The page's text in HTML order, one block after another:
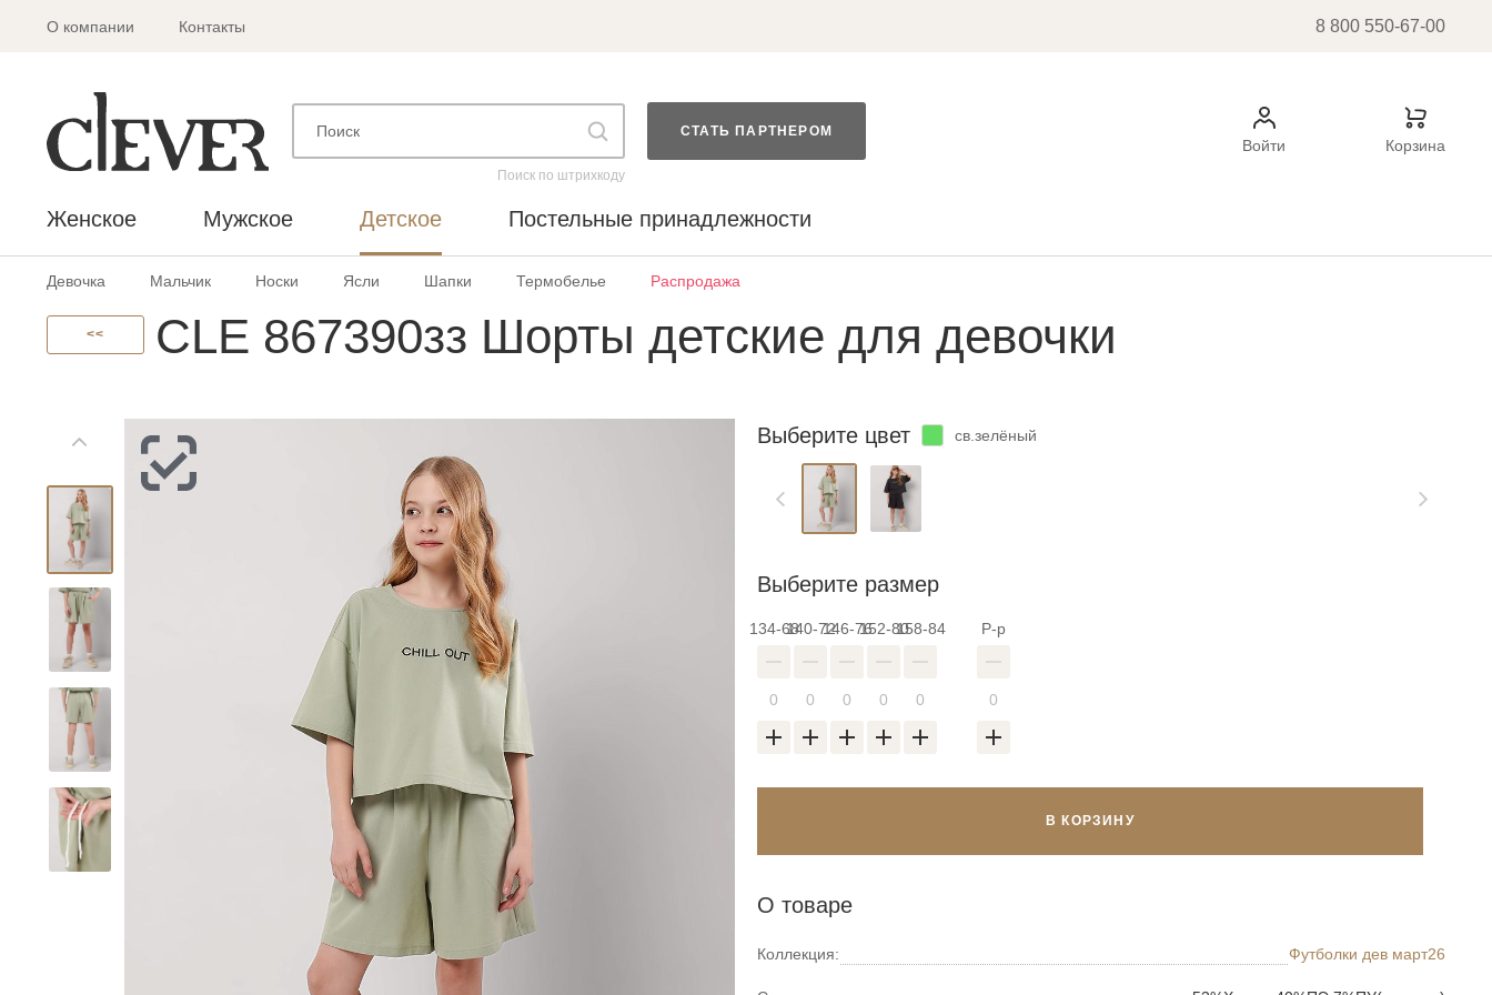
О компании Контакты 8 800 550-67-00
Поиск по штрихкоду
СТАТЬ ПАРТНЕРОМ
Войти Корзина
Женское Мужское Детское Постельные принадлежности
Девочка Мальчик Носки Ясли Шапки Термобелье Распродажа
<< CLE 867390зз Шорты детские для девочки
Выберите цвет св.зелёный
Выберите размер
134-68140-72146-76152-80158-84 Р-р
В КОРЗИНУ
О товаре
Коллекция: Футболки дев март26